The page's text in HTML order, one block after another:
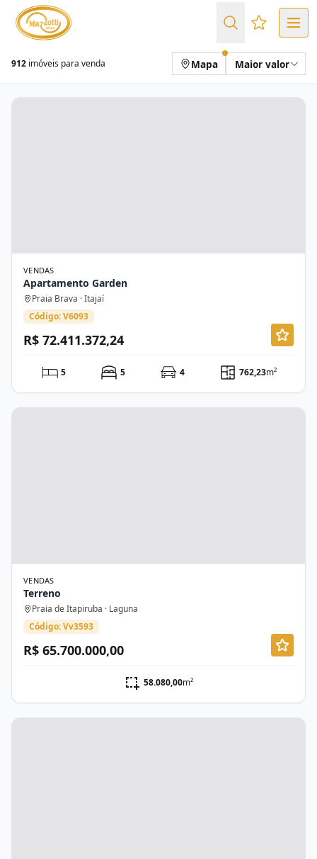
Favoritos
912 imóveis para venda Mapa Maior valor
VENDAS
Apartamento Garden
Praia Brava · Itajaí
Código: V6093
R$ 72.411.372,24
5 5 4 762,23m²
VENDAS
Terreno
Praia de Itapiruba · Laguna
Código: Vv3593
R$ 65.700.000,00
58.080,00m²